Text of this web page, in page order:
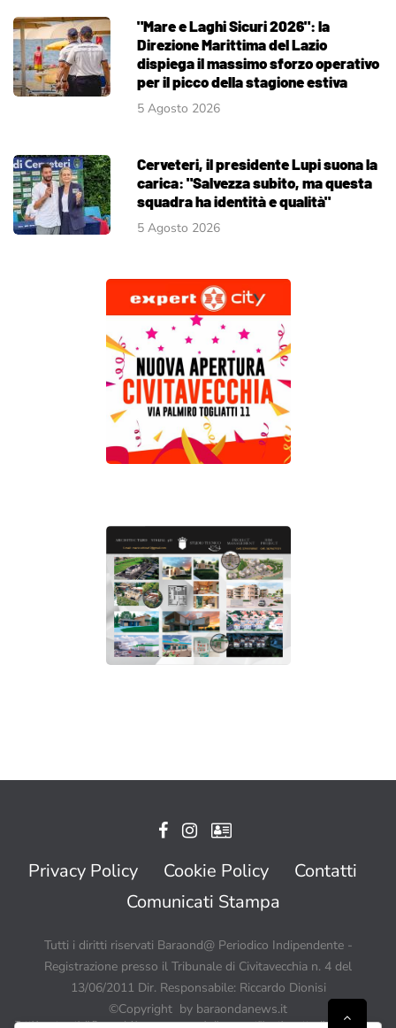
"Mare e Laghi Sicuri 2026": la
Direzione Marittima del Lazio
dispiega il massimo sforzo operativo
per il picco della stagione estiva
5 Agosto 2026
Cerveteri, il presidente Lupi suona la
carica: "Salvezza subito, ma questa
squadra ha identità e qualità"
5 Agosto 2026
Privacy Policy Cookie Policy
Contatti
Comunicati Stampa
Tutti i diritti riservati Baraond@ Periodico Indipendente -
Registrazione presso il Tribunale di Civitavecchia n. 4 del
13/06/2011 Dir. Responsabile: Riccardo Dionisi
©Copyright by baraondanews.it
Tutti i contenuti di BaraondaNews possono quindi essere utilizzati a patto di citare sempre